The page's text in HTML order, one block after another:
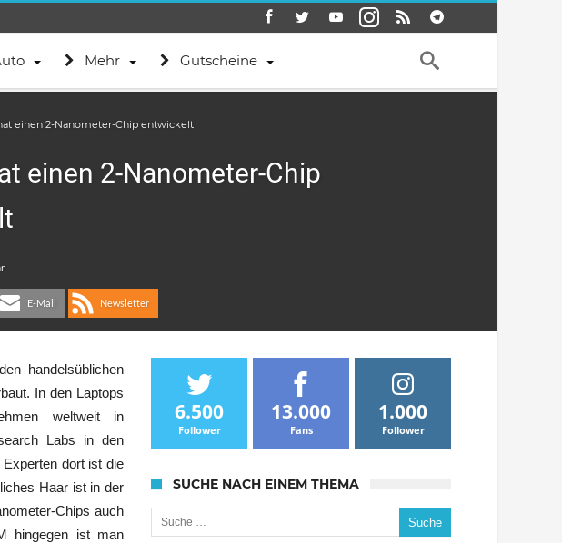
Mehr Gutscheine
einen 2-Nanometer-Chip entwickelt
einen 2-Nanometer-Chip
E-Mail Newsletter
handelsüblichen
In den Laptops
weltweit in
Labs in den
dort ist die
Haar ist in der
Chips auch
hingegen ist man
6.500
Follower
13.000
Fans
1.000
Follower
SUCHE NACH EINEM THEMA
Suche nach: